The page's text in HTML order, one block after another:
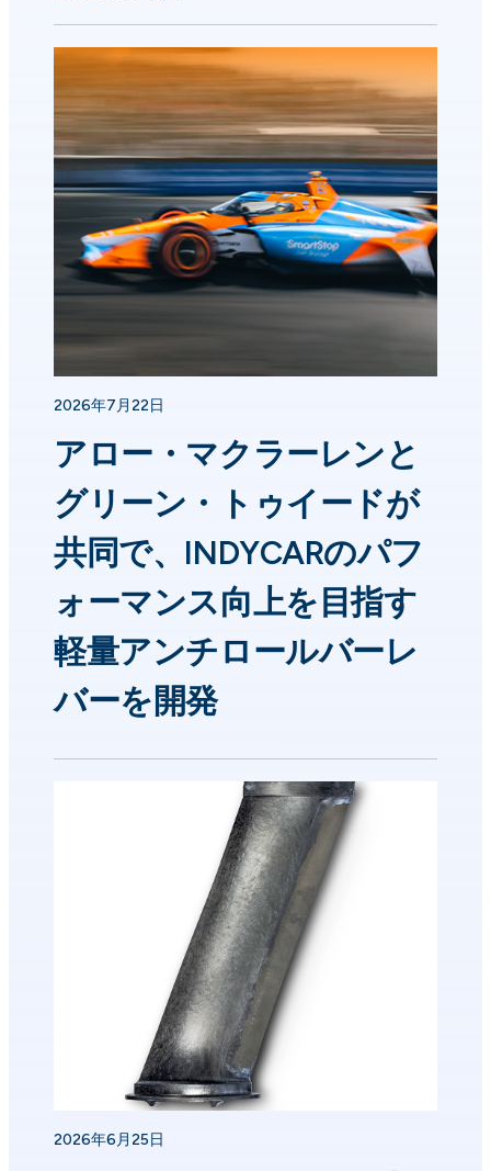
2026年7月22日
アロー・マクラーレンと
グリーン・トゥイードが
共同で、INDYCARのパフ
ォーマンス向上を目指す
軽量アンチロールバーレ
バーを開発
2026年6月25日